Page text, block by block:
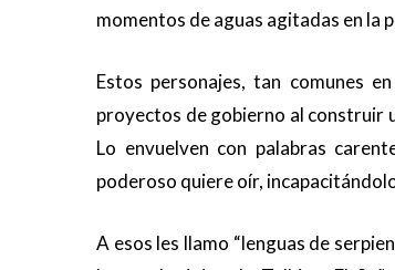
momentos de aguas agitadas en la
Estos personajes, tan comunes
proyectos de gobierno al construir
Lo envuelven con palabras
poderoso quiere oír,
A esos les llamo “lenguas de